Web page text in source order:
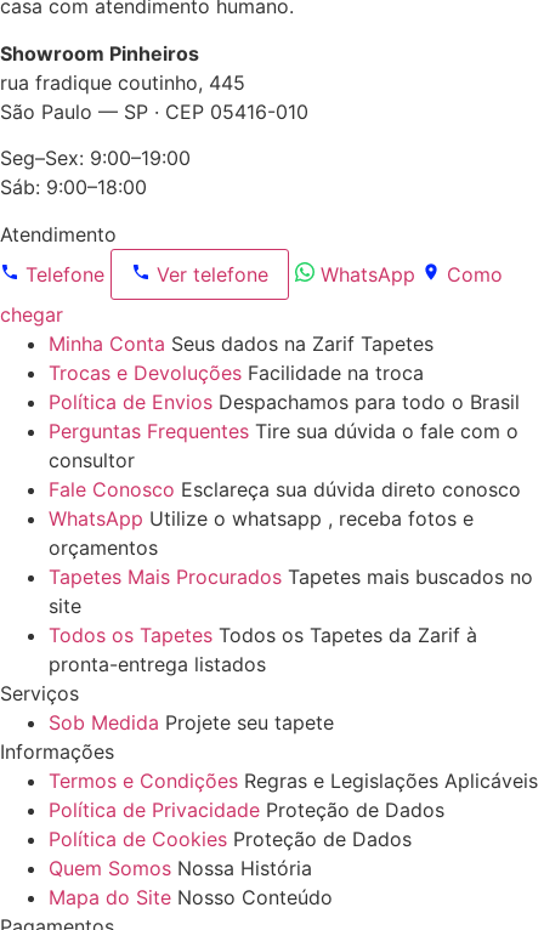
casa com atendimento humano.
Showroom Pinheiros
rua fradique coutinho, 445
São Paulo — SP · CEP 05416-010
Seg–Sex: 9:00–19:00
Sáb: 9:00–18:00
Atendimento
Telefone
Ver telefone WhatsApp
Como
chegar
Minha Conta Seus dados na Zarif Tapetes
Trocas e Devoluções Facilidade na troca
Política de Envios Despachamos para todo o Brasil
Perguntas Frequentes Tire sua dúvida o fale com o
consultor
Fale Conosco Esclareça sua dúvida direto conosco
WhatsApp Utilize o whatsapp , receba fotos e
orçamentos
Tapetes Mais Procurados Tapetes mais buscados no
site
Todos os Tapetes Todos os Tapetes da Zarif à
pronta-entrega listados
Serviços
Sob Medida Projete seu tapete
Informações
Termos e Condições Regras e Legislações Aplicáveis
Política de Privacidade Proteção de Dados
Política de Cookies Proteção de Dados
Quem Somos Nossa História
Mapa do Site Nosso Conteúdo